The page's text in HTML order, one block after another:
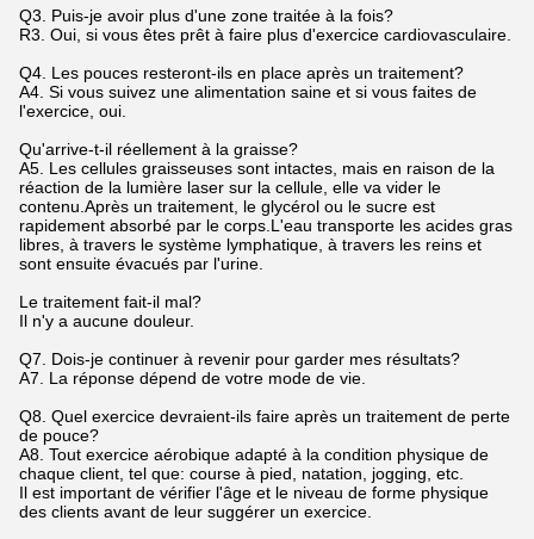
Q3. Puis-je avoir plus d'une zone traitée à la fois?
R3. Oui, si vous êtes prêt à faire plus d'exercice cardiovasculaire.
Q4. Les pouces resteront-ils en place après un traitement?
A4. Si vous suivez une alimentation saine et si vous faites de
l'exercice, oui.
Qu'arrive-t-il réellement à la graisse?
A5. Les cellules graisseuses sont intactes, mais en raison de la
réaction de la lumière laser sur la cellule, elle va vider le
contenu.Après un traitement, le glycérol ou le sucre est
rapidement absorbé par le corps.L'eau transporte les acides gras
libres, à travers le système lymphatique, à travers les reins et
sont ensuite évacués par l'urine.
Le traitement fait-il mal?
Il n'y a aucune douleur.
Q7. Dois-je continuer à revenir pour garder mes résultats?
A7. La réponse dépend de votre mode de vie.
Q8. Quel exercice devraient-ils faire après un traitement de perte
de pouce?
A8. Tout exercice aérobique adapté à la condition physique de
chaque client, tel que: course à pied, natation, jogging, etc.
Il est important de vérifier l'âge et le niveau de forme physique
des clients avant de leur suggérer un exercice.